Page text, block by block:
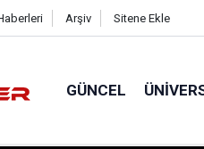
Arşiv Sitene Ekle
GÜNCEL